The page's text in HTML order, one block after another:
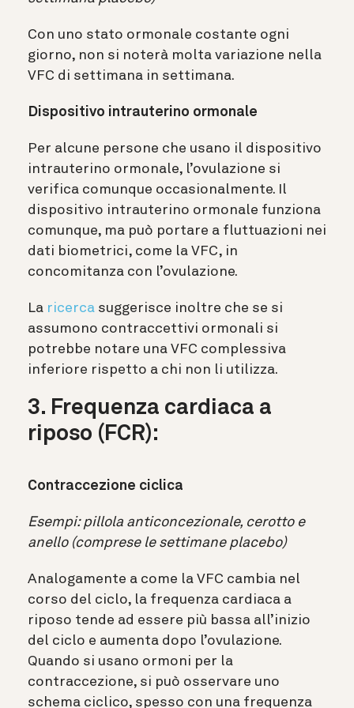
Con uno stato ormonale costante ogni
giorno, non si noterà molta variazione nella
VFC di settimana in settimana.
Dispositivo intrauterino ormonale
Per alcune persone che usano il dispositivo
intrauterino ormonale, l’ovulazione si
verifica comunque occasionalmente. Il
dispositivo intrauterino ormonale funziona
comunque, ma può portare a fluttuazioni nei
dati biometrici, come la VFC, in
concomitanza con l’ovulazione.
La ricerca suggerisce inoltre che se si
assumono contraccettivi ormonali si
potrebbe notare una VFC complessiva
inferiore rispetto a chi non li utilizza.
3. Frequenza cardiaca a
riposo (FCR):
Contraccezione ciclica
Esempi: pillola anticoncezionale, cerotto e
anello (comprese le settimane placebo)
Analogamente a come la VFC cambia nel
corso del ciclo, la frequenza cardiaca a
riposo tende ad essere più bassa all’inizio
del ciclo e aumenta dopo l’ovulazione.
Quando si usano ormoni per la
contraccezione, si può osservare uno
schema ciclico, spesso con una frequenza